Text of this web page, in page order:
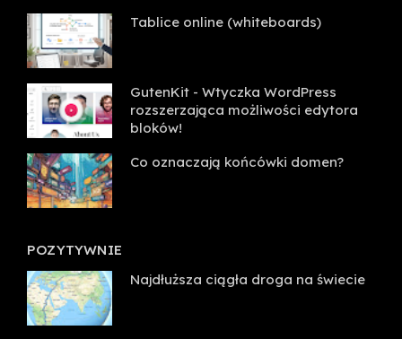
Tablice online (whiteboards)
GutenKit - Wtyczka WordPress
rozszerzająca możliwości edytora
bloków!
Co oznaczają końcówki domen?
POZYTYWNIE
Najdłuższa ciągła droga na świecie